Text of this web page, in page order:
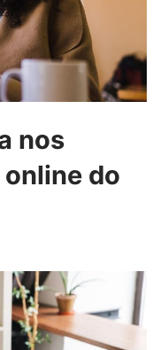
nos
do